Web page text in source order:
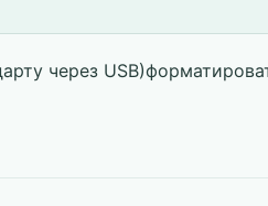
через